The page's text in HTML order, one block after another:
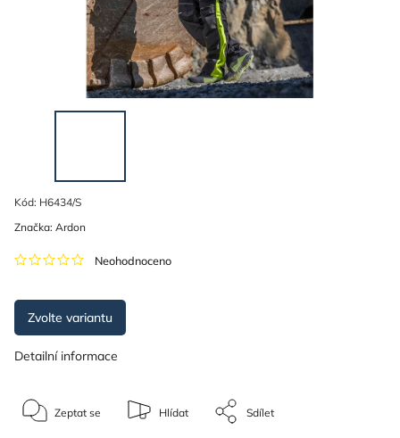
Kód: H6434/S
Neohodnoceno
Značka: Ardon
Zvolte variantu
Detailní informace
Zeptat se Hlídat Sdílet